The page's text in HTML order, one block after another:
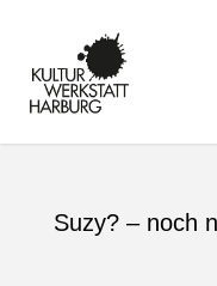
RB
Suzy? – noch